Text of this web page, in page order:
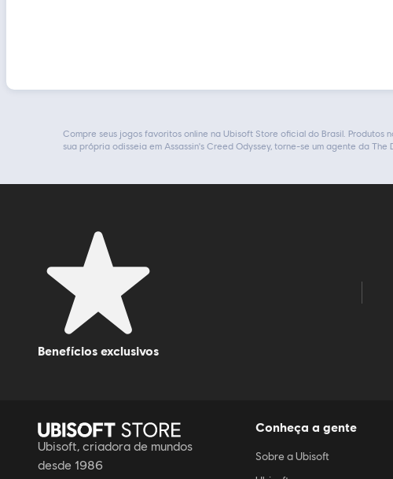
Compre seus jogos favoritos online na Ubisoft Store oficial do Brasil.
sua própria odisseia em Assassin's Creed Odyssey, torne-se um agente da
benefícios exclusivos
Ubisoft, criadora de mundos
desde 1986
Conheça a gente
Sobre a Ubisoft